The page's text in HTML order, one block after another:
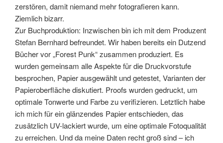
zerstören, damit niemand mehr fotografieren kann.
Ziemlich bizarr.
Zur Buchproduktion: Inzwischen bin ich mit dem Produzent
Stefan Bernhard befreundet. Wir haben bereits ein Dutzend
Bücher vor „Forest Punk“ zusammen produziert. Es
wurden gemeinsam alle Aspekte für die Druckvorstufe
besprochen, Papier ausgewählt und getestet, Varianten der
Papieroberfläche diskutiert. Proofs wurden gedruckt, um
optimale Tonwerte und Farbe zu verifizieren. Letztlich habe
ich mich für ein glänzendes Papier entschieden, das
zusätzlich UV-lackiert wurde, um eine optimale Fotoqualität
zu erreichen. Und da meine Daten recht groß sind – ich